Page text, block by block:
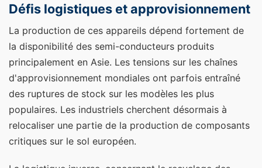
Défis logistiques et approvisionnement
La production de ces appareils dépend fortement de
la disponibilité des semi-conducteurs produits
principalement en Asie. Les tensions sur les chaînes
d'approvisionnement mondiales ont parfois entraîné
des ruptures de stock sur les modèles les plus
populaires. Les industriels cherchent désormais à
relocaliser une partie de la production de composants
critiques sur le sol européen.